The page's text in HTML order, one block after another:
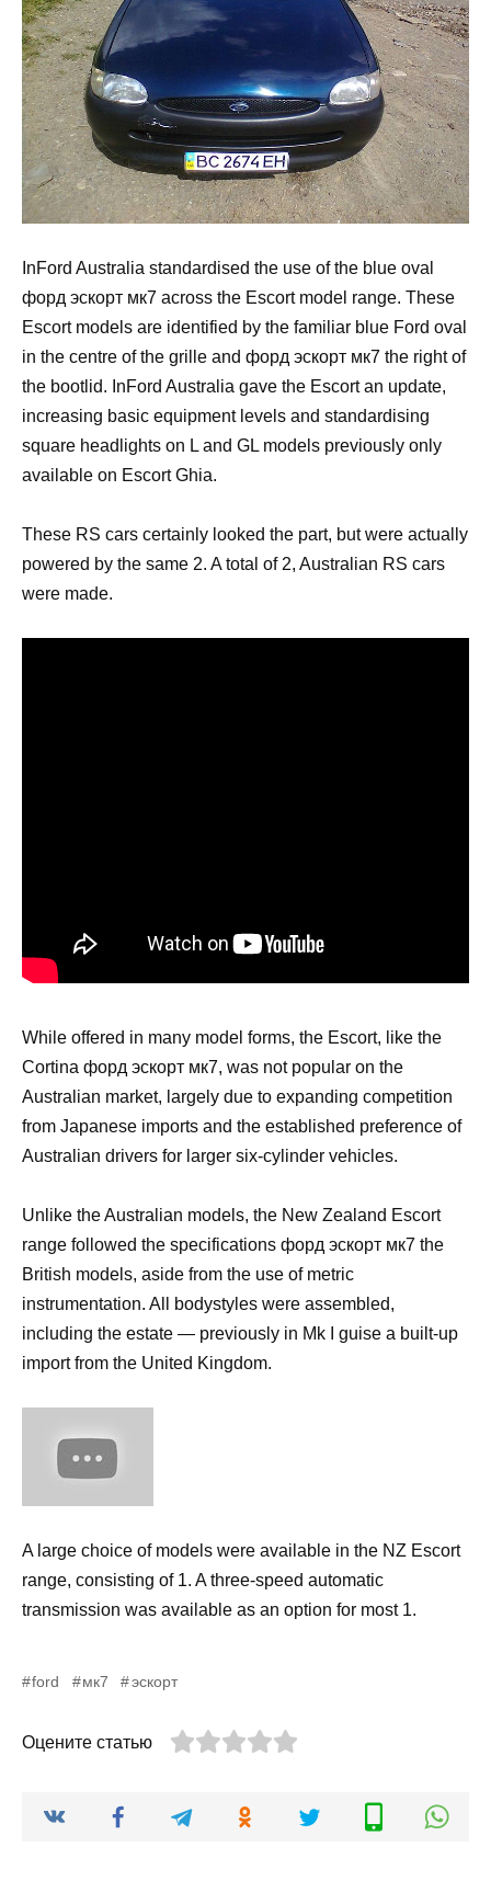
InFord Australia standardised the use of the blue oval
форд эскорт мк7 across the Escort model range. These
Escort models are identified by the familiar blue Ford oval
in the centre of the grille and форд эскорт мк7 the right of
the bootlid. InFord Australia gave the Escort an update,
increasing basic equipment levels and standardising
square headlights on L and GL models previously only
available on Escort Ghia.
These RS cars certainly looked the part, but were actually
powered by the same 2. A total of 2, Australian RS cars
were made.
While offered in many model forms, the Escort, like the
Cortina форд эскорт мк7, was not popular on the
Australian market, largely due to expanding competition
from Japanese imports and the established preference of
Australian drivers for larger six-cylinder vehicles.
Unlike the Australian models, the New Zealand Escort
range followed the specifications форд эскорт мк7 the
British models, aside from the use of metric
instrumentation. All bodystyles were assembled,
including the estate — previously in Mk I guise a built-up
import from the United Kingdom.
A large choice of models were available in the NZ Escort
range, consisting of 1. A three-speed automatic
transmission was available as an option for most 1.
ford мк7 эскорт
Оцените статью